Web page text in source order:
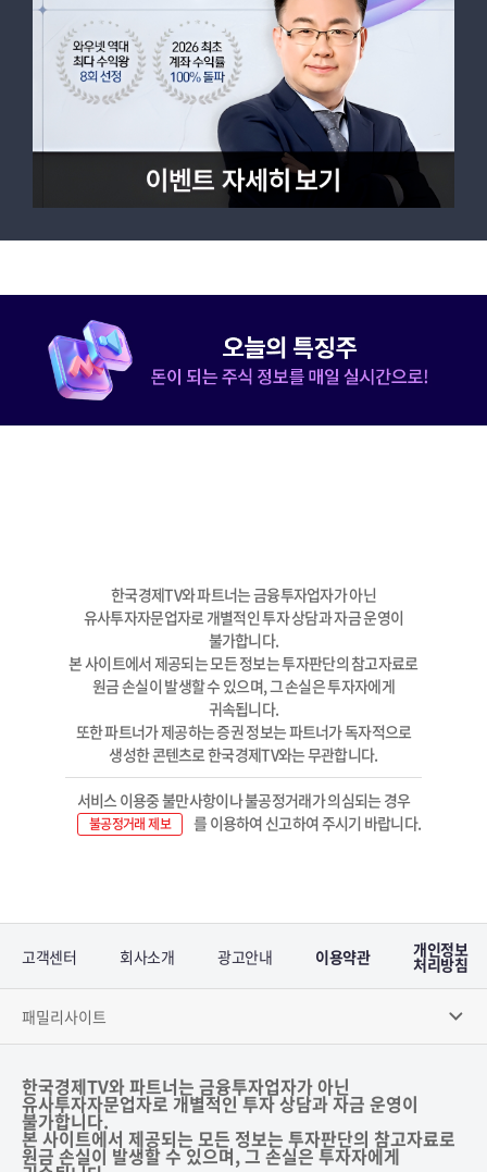
단기-주도,중기-가치,선물/옵션
강재현대표 홈
단기-개별,스윙-주도,중기-가치
오학진대표 홈
한국경제TV와 파트너는 금융투자업자가 아닌
유사투자자문업자로 개별적인 투자 상담과 자금 운영이
불가합니다.
본 사이트에서 제공되는 모든 정보는 투자판단의 참고자료로
원금 손실이 발생할 수 있으며, 그 손실은 투자자에게
귀속됩니다.
또한 파트너가 제공하는 증권 정보는 파트너가 독자적으로
생성한 콘텐츠로 한국경제TV와는 무관합니다.
서비스 이용중 불만사항이나 불공정거래가 의심되는 경우
불공정거래 제보 를 이용하여 신고하여 주시기 바랍니다.
고객센터 회사소개 광고안내 이용약관 개인정보
처리방침
패밀리사이트
한국경제TV와 파트너는 금융투자업자가 아닌
유사투자자문업자로 개별적인 투자 상담과 자금 운영이
불가합니다.
본 사이트에서 제공되는 모든 정보는 투자판단의 참고자료로
원금 손실이 발생할 수 있으며, 그 손실은 투자자에게